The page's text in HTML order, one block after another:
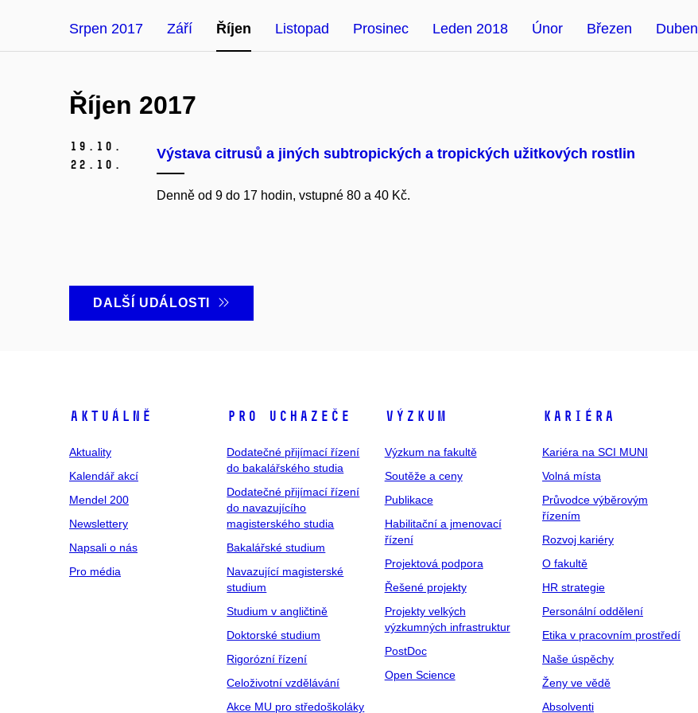
Srpen 2017 Září Říjen Listopad Prosinec Leden 2018 Únor Březen Duben
Říjen 2017
19. 10.
22. 10.
Výstava citrusů a jiných subtropických a tropických užitkových rostlin
Denně od 9 do 17 hodin, vstupné 80 a 40 Kč.
DALŠÍ UDÁLOSTI
Aktuálně
Aktuality
Kalendář akcí
Mendel 200
Newslettery
Napsali o nás
Pro média
Pro uchazeče
Dodatečné přijímací řízení
do bakalářského studia
Dodatečné přijímací řízení
do navazujícího
magisterského studia
Bakalářské studium
Navazující magisterské
studium
Studium v angličtině
Doktorské studium
Rigorózní řízení
Celoživotní vzdělávání
Akce MU pro středoškoláky
Výzkum
Výzkum na fakultě
Soutěže a ceny
Publikace
Habilitační a jmenovací
řízení
Projektová podpora
Řešené projekty
Projekty velkých
výzkumných infrastruktur
PostDoc
Open Science
Kariéra
Kariéra na SCI MUNI
Volná místa
Průvodce výběrovým
řízením
Rozvoj kariéry
O fakultě
HR strategie
Personální oddělení
Etika v pracovním prostředí
Naše úspěchy
Ženy ve vědě
Absolventi